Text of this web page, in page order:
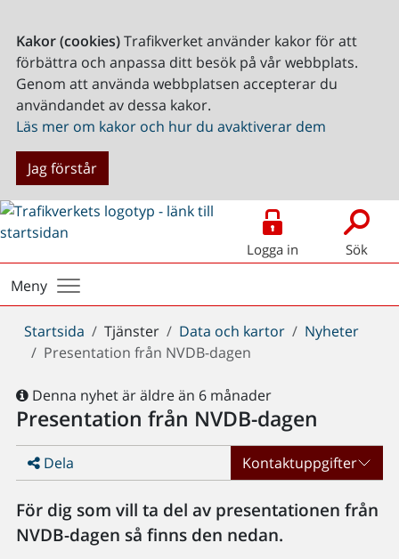
Kakor (cookies)Trafikverket använder kakor för att
förbättra och anpassa ditt besök på vår webbplats.
Genom att använda webbplatsen accepterar du
användandet av dessa kakor.
Läs mer om kakor och hur du avaktiverar dem
Jag förstår
Logga in Sök
Meny
Du
är
Startsida Tjänster Data och kartor
Nyheter
Presentation från NVDB-dagen
Denna nyhet är äldre än 6 månader
Presentation från NVDB-dagen
Dela Kontaktuppgifter
För dig som vill ta del av presentationen från
NVDB-dagen så finns den nedan.